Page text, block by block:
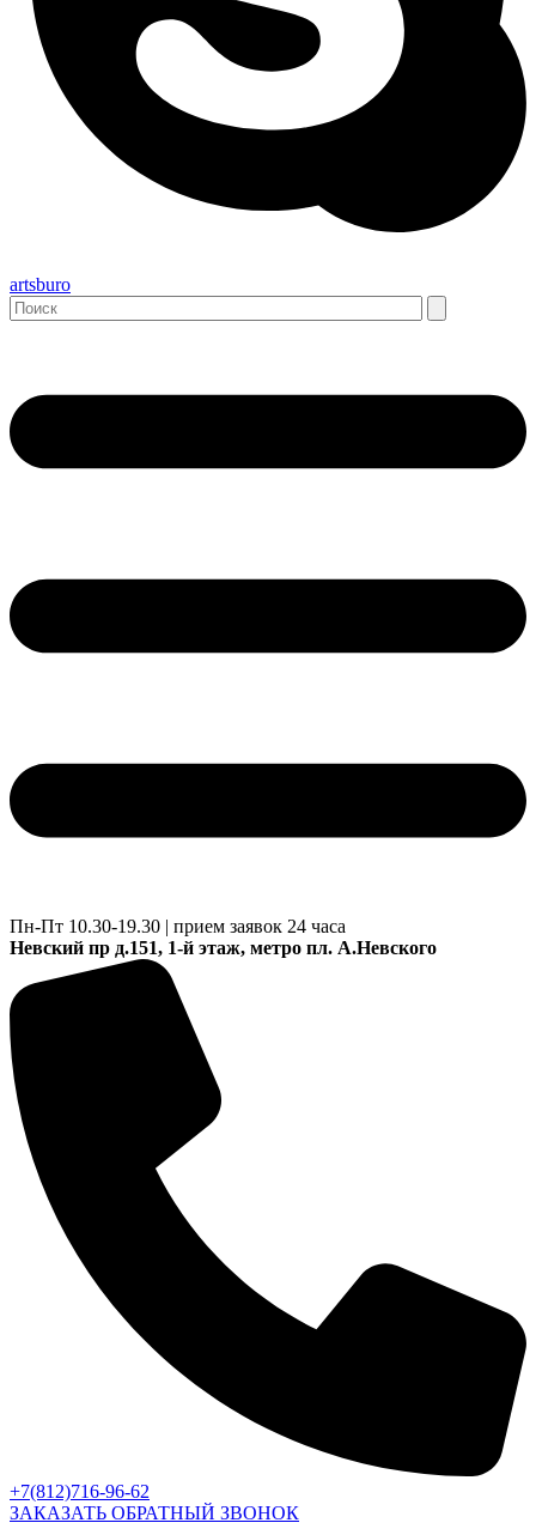
artsburo
Пн-Пт 10.30-19.30 | прием заявок 24 часа
Невский пр д.151, 1-й этаж, метро пл. А.Невского
+7(812)716-96-62
ЗАКАЗАТЬ ОБРАТНЫЙ ЗВОНОК